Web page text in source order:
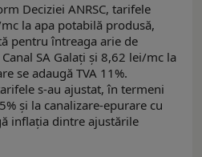
Deciziei ANRSC, tarifele
la apa potabilă produsă,
pentru întreaga arie de
SA Galați și 8,62 lei/mc la
se adaugă TVA 11%.
s-au ajustat, în termeni
și la canalizare-epurare cu
inflația dintre ajustările